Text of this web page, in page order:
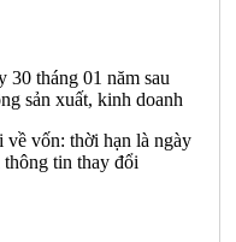
30 tháng 01 năm sau
sản xuất, kinh doanh
về vốn: thời hạn là ngày
thông tin thay đổi